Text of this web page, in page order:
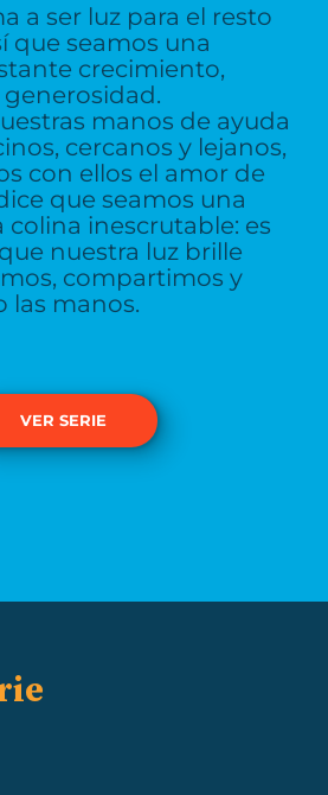
a ser luz para el resto
que seamos una
crecimiento,
manos de ayuda
cercanos y lejanos,
con ellos el amor de
que seamos una
inescrutable: es
nuestra luz brille
compartimos y
las manos.
VER SERIE